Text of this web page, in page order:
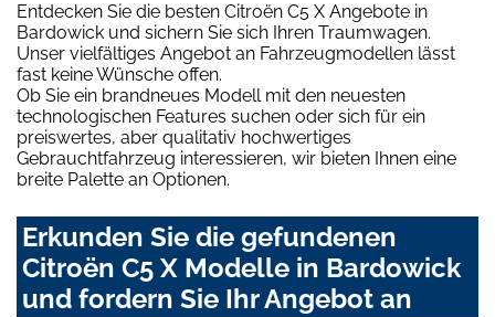
Entdecken Sie die besten Citroën C5 X Angebote in
Bardowick und sichern Sie sich Ihren Traumwagen.
Unser vielfältiges Angebot an Fahrzeugmodellen lässt
fast keine Wünsche offen.
Ob Sie ein brandneues Modell mit den neuesten
technologischen Features suchen oder sich für ein
preiswertes, aber qualitativ hochwertiges
Gebrauchtfahrzeug interessieren, wir bieten Ihnen eine
breite Palette an Optionen.
Erkunden Sie die gefundenen
Citroën C5 X Modelle in Bardowick
und fordern Sie Ihr Angebot an